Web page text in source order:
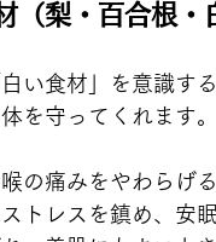
（梨・百合根・
い食材」を意識す
を守ってくれます。
の痛みをやわらげ
トレスを鎮め、安